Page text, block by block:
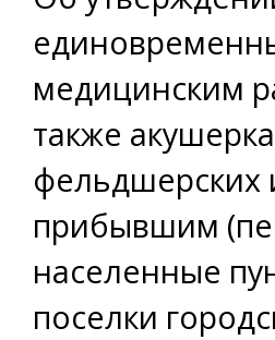
медицинским
также
фельдшерских
прибывшим
населенные
поселки